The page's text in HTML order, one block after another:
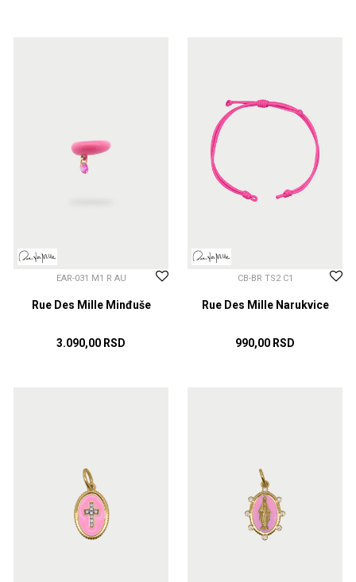
EAR-031 M1 R AU
Rue Des Mille Minđuše
3.090,00 RSD
CB-BR TS2 C1
Rue Des Mille Narukvice
990,00 RSD